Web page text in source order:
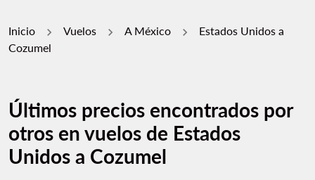
Inicio Vuelos A México
Estados Unidos a
Cozumel
Últimos precios encontrados por
otros en vuelos de Estados
Unidos a Cozumel